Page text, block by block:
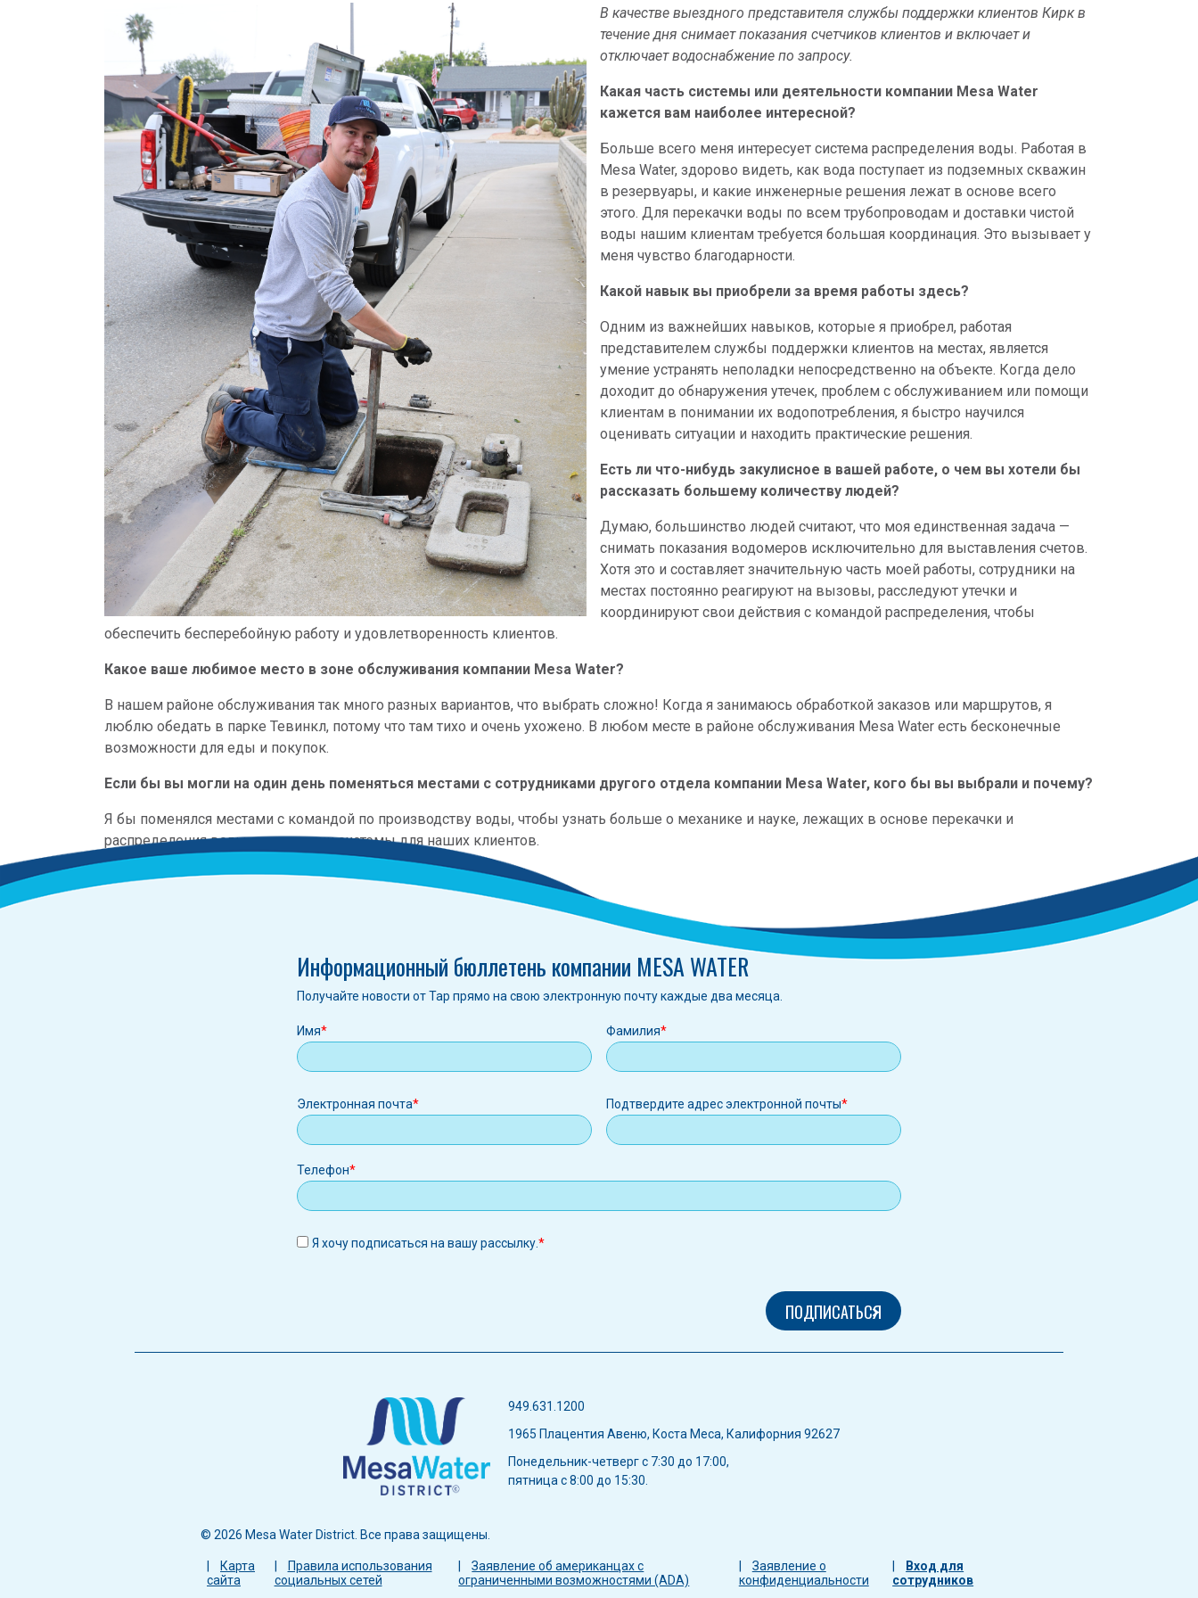
В качестве выездного представителя службы поддержки клиентов Кирк в
течение дня снимает показания счетчиков клиентов и включает и
отключает водоснабжение по запросу.
Какая часть системы или деятельности компании Mesa Water
кажется вам наиболее интересной?
Больше всего меня интересует система распределения воды. Работая в
Mesa Water, здорово видеть, как вода поступает из подземных скважин
в резервуары, и какие инженерные решения лежат в основе всего
этого. Для перекачки воды по всем трубопроводам и доставки чистой
воды нашим клиентам требуется большая координация. Это вызывает у
меня чувство благодарности.
Какой навык вы приобрели за время работы здесь?
Одним из важнейших навыков, которые я приобрел, работая
представителем службы поддержки клиентов на местах, является
умение устранять неполадки непосредственно на объекте. Когда дело
доходит до обнаружения утечек, проблем с обслуживанием или помощи
клиентам в понимании их водопотребления, я быстро научился
оценивать ситуации и находить практические решения.
Есть ли что-нибудь закулисное в вашей работе, о чем вы хотели бы
рассказать большему количеству людей?
Думаю, большинство людей считают, что моя единственная задача —
снимать показания водомеров исключительно для выставления счетов.
Хотя это и составляет значительную часть моей работы, сотрудники на
местах постоянно реагируют на вызовы, расследуют утечки и
координируют свои действия с командой распределения, чтобы
обеспечить бесперебойную работу и удовлетворенность клиентов.
Какое ваше любимое место в зоне обслуживания компании Mesa Water?
В нашем районе обслуживания так много разных вариантов, что выбрать сложно! Когда я занимаюсь обработкой заказов или маршрутов, я
люблю обедать в парке Тевинкл, потому что там тихо и очень ухожено. В любом месте в районе обслуживания Mesa Water есть бесконечные
возможности для еды и покупок.
Если бы вы могли на один день поменяться местами с сотрудниками другого отдела компании Mesa Water, кого бы вы выбрали и почему?
Я бы поменялся местами с командой по производству воды, чтобы узнать больше о механике и науке, лежащих в основе перекачки и
распределения воды во все наши системы для наших клиентов.
Информационный бюллетень компании MESA WATER
Получайте новости от Tap прямо на свою электронную почту каждые два месяца.
Имя Фамилия
Электронная
почта
Электронная почта Подтвердите адрес электронной почты
Телефон
Я хочу подписаться на вашу рассылку.
949.631.1200
1965 Плацентия Авеню, Коста Меса, Калифорния 92627
Понедельник-четверг с 7:30 до 17:00,
пятница с 8:00 до 15:30.
© 2026 Mesa Water District. Все права защищены.
Меню
Карта
сайта
Правила использования
социальных сетей
Заявление об американцах с
ограниченными возможностями (ADA)
Заявление о
конфиденциальности
Вход для
сотрудников